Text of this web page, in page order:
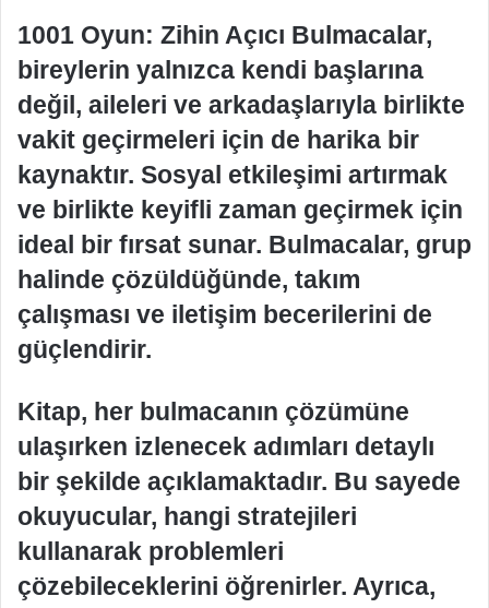
1001 Oyun: Zihin Açıcı Bulmacalar,
bireylerin yalnızca kendi başlarına
değil, aileleri ve arkadaşlarıyla birlikte
vakit geçirmeleri için de harika bir
kaynaktır. Sosyal etkileşimi artırmak
ve birlikte keyifli zaman geçirmek için
ideal bir fırsat sunar. Bulmacalar, grup
halinde çözüldüğünde, takım
çalışması ve iletişim becerilerini de
güçlendirir.
Kitap, her bulmacanın çözümüne
ulaşırken izlenecek adımları detaylı
bir şekilde açıklamaktadır. Bu sayede
okuyucular, hangi stratejileri
kullanarak problemleri
çözebileceklerini öğrenirler. Ayrıca,